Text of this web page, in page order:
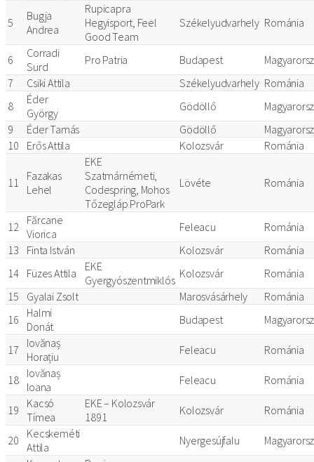
5
Bugja
Andrea
Rupicapra
Hegyisport, Feel
Good Team
Székelyudvarhely Románia
6
Corradi
Surd
Pro Patria Budapest
7
Csiki Attila Székelyudvarhely Románia
8
Éder
György
Gödöllő
9
Éder Tamás Gödöllő
10
Erős Attila Kolozsvár Románia
11
Fazakas
Lehel
EKE
Szatmárnémeti,
Codespring, Mohos
Tőzegláp ProPark
Lövéte Románia
12
Fărcane
Viorica
Feleacu
Románia
13
Finta István Kolozsvár
Románia
14
Füzes Attila
EKE
Gyergyószentmiklós Kolozsvár
Románia
15
Gyalai Zsolt Marosvásárhely
Románia
16
Halmi
Donát
Budapest
17
Iovănaș
Horațiu
Feleacu Románia
18
Iovănaș
Ioana
Feleacu Románia
19
Kacsó
Tímea
EKE – Kolozsvár
1891
Kolozsvár Románia
20
Kecskeméti
Attila
Nyergesújfalu